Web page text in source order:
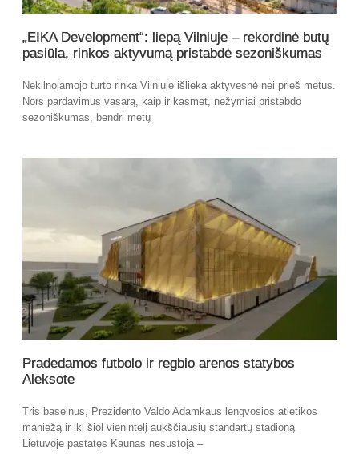
„EIKA Development“: liepą Vilniuje – rekordinė butų
pasiūla, rinkos aktyvumą pristabdė sezoniškumas
Nekilnojamojo turto rinka Vilniuje išlieka aktyvesnė nei prieš metus.
Nors pardavimus vasarą, kaip ir kasmet, nežymiai pristabdo
sezoniškumas, bendri metų
Pradedamos futbolo ir regbio arenos statybos
Aleksote
Tris baseinus, Prezidento Valdo Adamkaus lengvosios atletikos
maniežą ir iki šiol vienintelį aukščiausių standartų stadioną
Lietuvoje pastatęs Kaunas nesustoja –